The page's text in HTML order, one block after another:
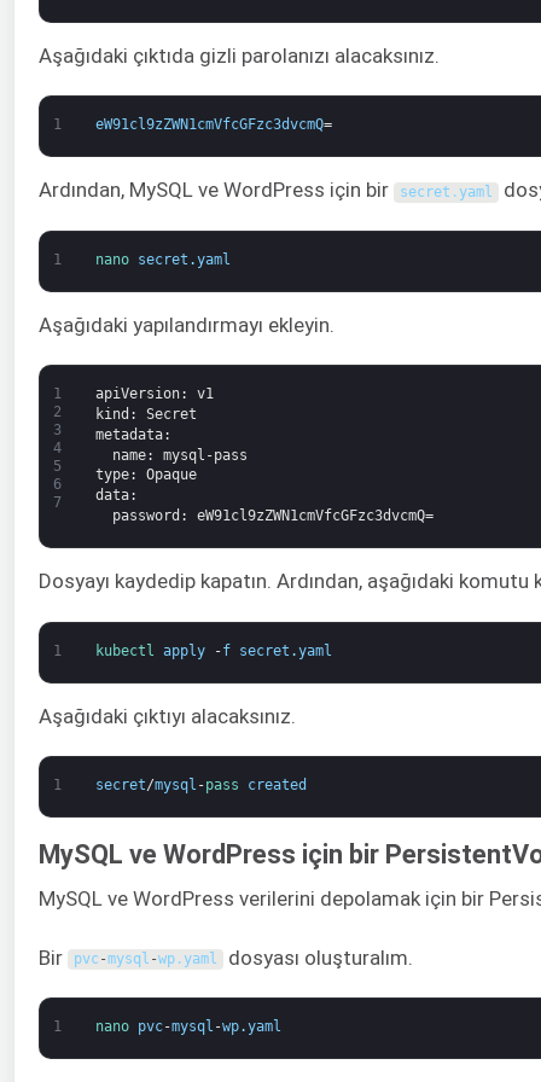
Aşağıdaki çıktıda gizli parolanızı alacaksınız.
1 eW91cl9zZWN1cmVfcGFzc3dvcmQ=
Ardından, MySQL ve WordPress için bir secret .yaml
1 nano secret .yaml
Aşağıdaki yapılandırmayı ekleyin.
1
2
3
4
5
6
7
apiVersion: v1
kind : Secret
metadata:
name: mysql-pass
type: Opaque
data:
password : eW91cl9zZWN1cmVfcGFzc3dvcmQ=
Dosyayı kaydedip kapatın. Ardından, aşağıdaki
1 kubectl apply -f secret .yaml
Aşağıdaki çıktıyı alacaksınız.
1 secret/mysql -pass created
MySQL ve WordPress için bir
MySQL ve WordPress verilerini depolamak için bir
Bir pvc -mysql -wp.yaml dosyası oluşturalım.
1 nano pvc-mysql -wp.yaml